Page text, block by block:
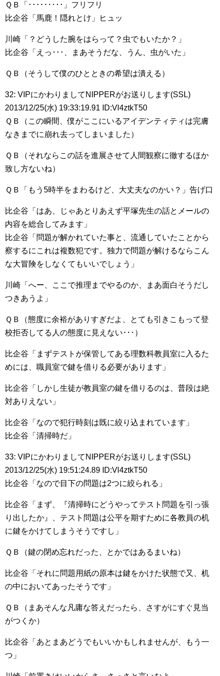
ＱＢ「･････････」フリフリ
比企谷「馬鹿！隠れとけ」ヒュッ
川崎「？どうした腕をはらって？虫でもいたか？」
比企谷「えっ･･･、まあそうだな、うん、虫がいた」
ＱＢ（そうして僕のひとときの希望は潰える）
32: VIPにかわりましてNIPPERがお送りします(SSL)
2013/12/25(水) 19:33:19.91 ID:Vl4ztkT50
ＱＢ（この瞬間、僕がここにいるアイデンティティは完膚
なきまでに崩れ去ってしまいました）
ＱＢ（それならこの話を進展させて人間観察に徹するほか
致し方ないね）
ＱＢ「もう5時半をまわるけど、大丈夫なのかい？」告げ口
比企谷「はあ、じゃあとりあえず平塚先生の話とメールの
内容を総合してみます」
比企谷「問題が解かれていた事と、流通していたことから
察するにこれは複数犯です。独力で問題が解けるならこん
な大冒険をしなくてもいいでしょう」
川崎「へー、ここで推理までやるのか、まあ面白そうだし
つきあうよ」
ＱＢ（態度に余裕がありすぎだよ、とても引きこもって登
校拒否してる人の態度に見えない･･･）
比企谷「まずテストが保管してある理数科教員室に入るた
めには、職員室で鍵を借りる必要があります」
比企谷「しかし生徒が教員室の鍵を借りるのは、普段は絶
対ありえない」
比企谷「なので犯行時刻は既に絞り込まれています」
比企谷「清掃時だ」
33: VIPにかわりましてNIPPERがお送りします(SSL)
2013/12/25(水) 19:51:24.89 ID:Vl4ztkT50
比企谷「なので目下の問題は2つに絞られる」
比企谷「まず、『清掃時にどうやってテスト問題を引っ張
り出したか』、テスト問題は公平を期すために各教員の机
に鍵をかけてしまうそうですし」
ＱＢ（鍵の閉め忘れだった、とかではあるまいね）
比企谷「それに問題用紙の原本は鍵をかけた状態で又、机
の中においてあったそうです」
ＱＢ（まあそんな凡庸な答えだったら、さすがにすぐ見当
がつくか）
比企谷「あとまあどうでもいいかもしれませんが、もう一
つ」